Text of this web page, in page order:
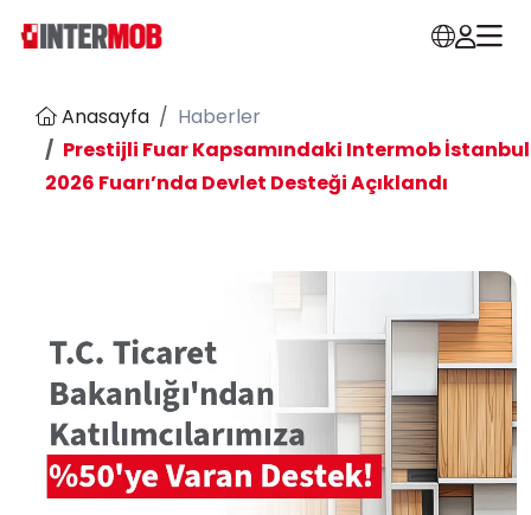
Anasayfa
Haberler
Prestijli Fuar Kapsamındaki Intermob İstanbul
2026 Fuarı’nda Devlet Desteği Açıklandı